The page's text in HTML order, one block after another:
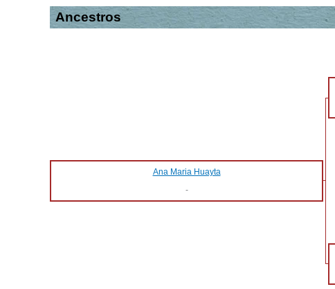
Ancestros
Ana Maria Huayta
-